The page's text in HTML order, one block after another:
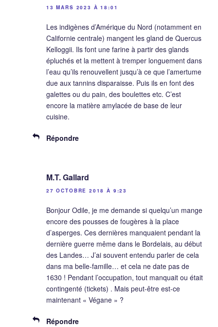
13 MARS 2023 À 18:01
Les indigènes d’Amérique du Nord (notamment en
Californie centrale) mangent les gland de Quercus
Kelloggii. Ils font une farine à partir des glands
épluchés et la mettent à tremper longuement dans
l’eau qu’ils renouvellent jusqu’à ce que l’amertume
due aux tannins disparaisse. Puis ils en font des
galettes ou du pain, des boulettes etc. C’est
encore la matière amylacée de base de leur
cuisine.
Répondre
M.T. Gallard
27 OCTOBRE 2018 À 9:23
Bonjour Odile, je me demande si quelqu’un mange
encore des pousses de fougères à la place
d’asperges. Ces dernières manquaient pendant la
dernière guerre même dans le Bordelais, au début
des Landes… J’ai souvent entendu parler de cela
dans ma belle-famille… et cela ne date pas de
1630 ! Pendant l’occupation, tout manquait ou était
contingenté (tickets) . Mais peut-être est-ce
maintenant « Végane » ?
Répondre